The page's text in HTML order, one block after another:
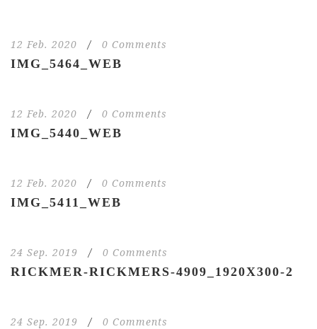
12 Feb. 2020 / 0 Comments
IMG_5464_WEB
12 Feb. 2020 / 0 Comments
IMG_5440_WEB
12 Feb. 2020 / 0 Comments
IMG_5411_WEB
24 Sep. 2019 / 0 Comments
RICKMER-RICKMERS-4909_1920X300-2
24 Sep. 2019 / 0 Comments